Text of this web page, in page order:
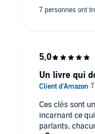
Ces clés sont
incarnant ce
parlants,
Un livre qui